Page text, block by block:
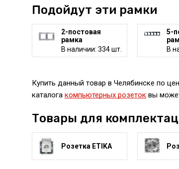
Подойдут эти рамки
2-постовая
рамка
В наличии: 334 шт.
5-
В
Купить данный товар в Челябинске по
каталога компьютерных розеток вы
Товары для
Розетка ETIKA